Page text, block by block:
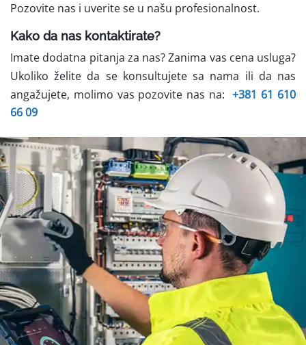
Pozovite nas i uverite se u našu profesionalnost.
Kako da nas kontaktirate?
Imate dodatna pitanja za nas? Zanima vas cena usluga?
Ukoliko želite da se konsultujete sa nama ili da nas
angažujete, molimo vas pozovite nas na: +381 61 610
66 09